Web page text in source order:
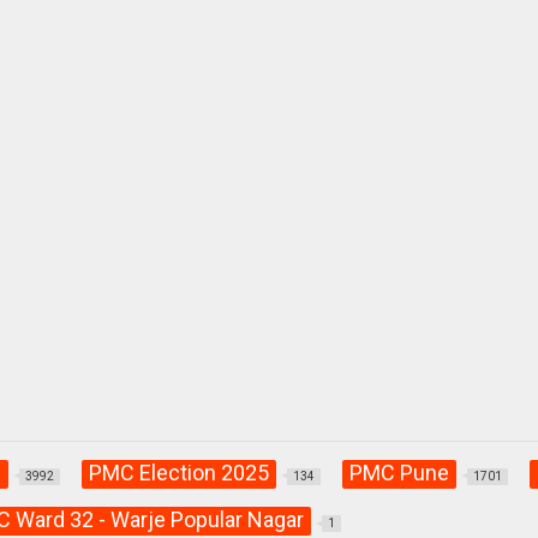
3992 PMC Election 2025 134 PMC Pune 1701
Ward 32 - Warje Popular Nagar 1